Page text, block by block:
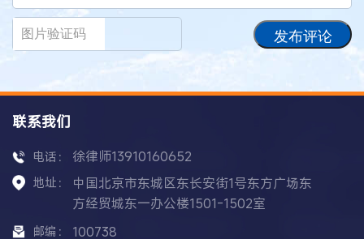
发布评论
联系我们
电话： 徐律师13910160652
地址：
中国北京市东城区东长安街1号东方广场东
方经贸城东一办公楼1501-1502室
邮编： 100738